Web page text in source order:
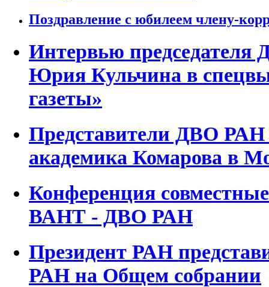
Поздравление с юбилеем члену-
Интервью
Юрия Кульчина в
газеты»
Представители ДВО РАН
академика Комарова в
Конференция
ВАНТ - ДВО РАН
Президент РАН
РАН на Общем собрании